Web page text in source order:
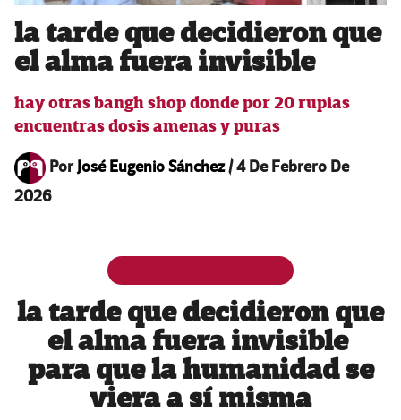
la tarde que decidieron que
el alma fuera invisible
hay otras bangh shop donde por 20 rupias
encuentras dosis amenas y puras
PorJosé Eugenio Sánchez/4 De Febrero De
2026
la tarde que decidieron que
el alma fuera invisible
para que la humanidad se
viera a sí misma